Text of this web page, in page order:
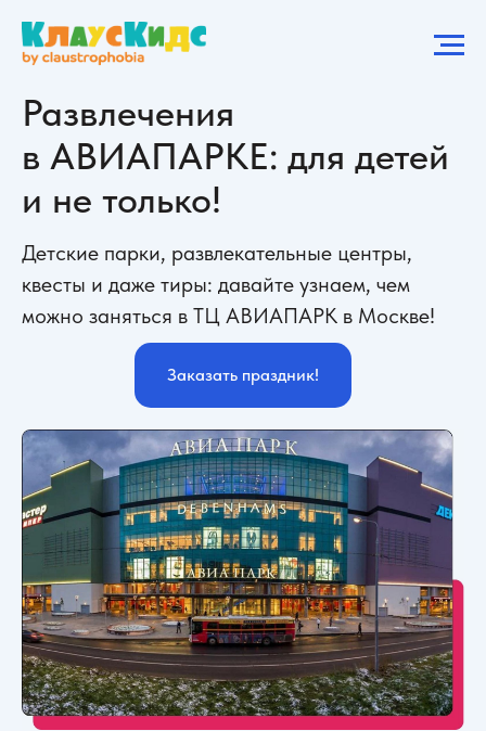
Развлечения
в АВИАПАРКЕ: для детей
и не только!
Детские парки, развлекательные центры,
квесты и даже тиры: давайте узнаем, чем
можно заняться в ТЦ АВИАПАРК в Москве!
Заказать праздник!